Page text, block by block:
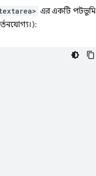
এর একটি পটভূমি